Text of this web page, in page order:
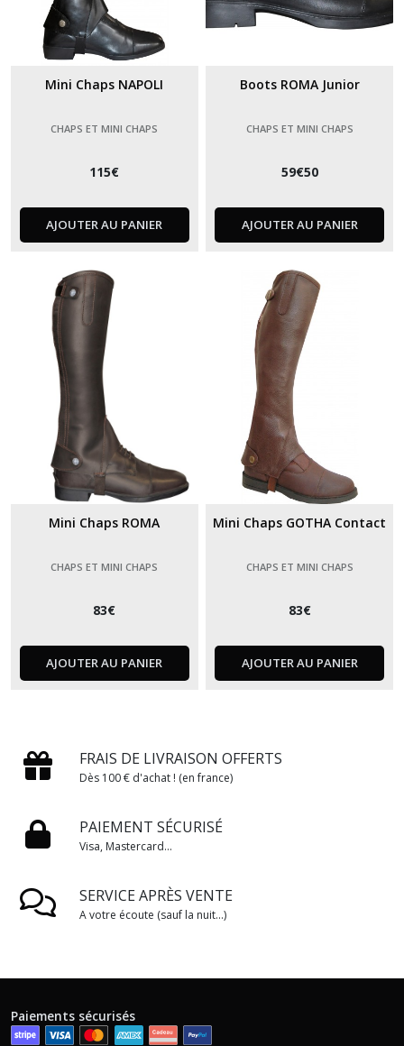
Mini Chaps NAPOLI
CHAPS ET MINI CHAPS
115€
AJOUTER AU PANIER
Boots ROMA Junior
CHAPS ET MINI CHAPS
59€50
AJOUTER AU PANIER
Mini Chaps ROMA
CHAPS ET MINI CHAPS
83€
AJOUTER AU PANIER
Mini Chaps GOTHA Contact
CHAPS ET MINI CHAPS
83€
AJOUTER AU PANIER
FRAIS DE LIVRAISON OFFERTS
Dès 100 € d'achat ! (en france)
PAIEMENT SÉCURISÉ
Visa, Mastercard...
SERVICE APRÈS VENTE
A votre écoute (sauf la nuit...)
Paiements sécurisés